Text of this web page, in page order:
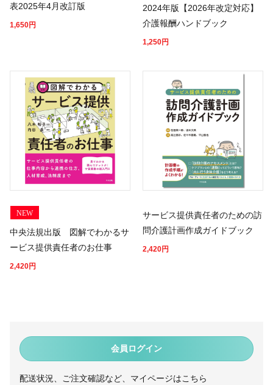
会員ログイン
配送状況、ご注文確認など、マイページはこちら
表2025年4月改訂版
1,650円
2024年版【2026年改定対応】
介護報酬ハンドブック
1,250円
NEW
中央法規出版 図解でわかるサ
ービス提供責任者のお仕事
2,420円
サービス提供責任者のための訪
問介護計画作成ガイドブック
2,420円